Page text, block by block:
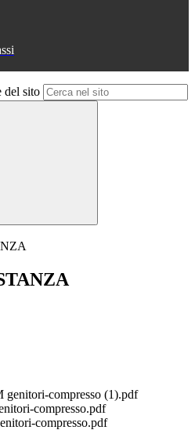
del sito
compresso (1).pdf
compresso.pdf
compresso.pdf